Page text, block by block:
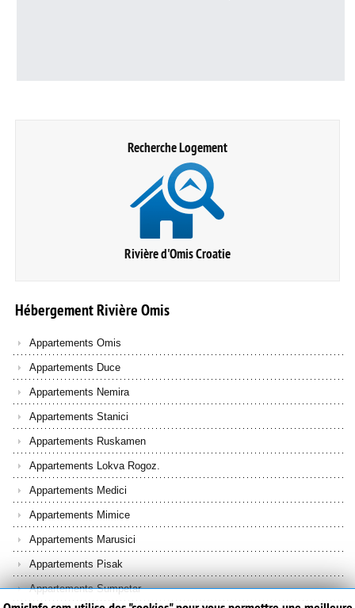
Recherche Logement
Rivière d'Omis Croatie
HébergementRivièreOmis
Appartements Omis
Appartements Duce
Appartements Nemira
Appartements Stanici
Appartements Ruskamen
Appartements Lokva Rogoz.
Appartements Medici
Appartements Mimice
Appartements Marusici
Appartements Pisak
Appartements Sumpetar